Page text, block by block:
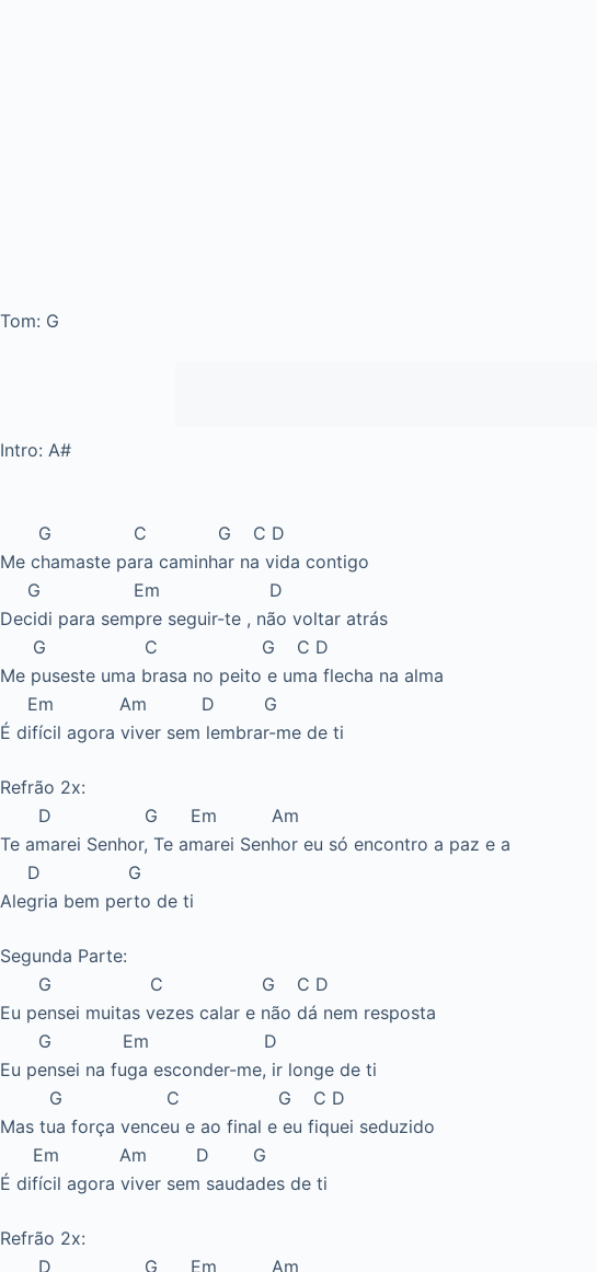
Tom: G
Intro: A#
G C G C D
Me chamaste para caminhar na vida contigo
G Em D
Decidi para sempre seguir-te , não voltar atrás
G C G C D